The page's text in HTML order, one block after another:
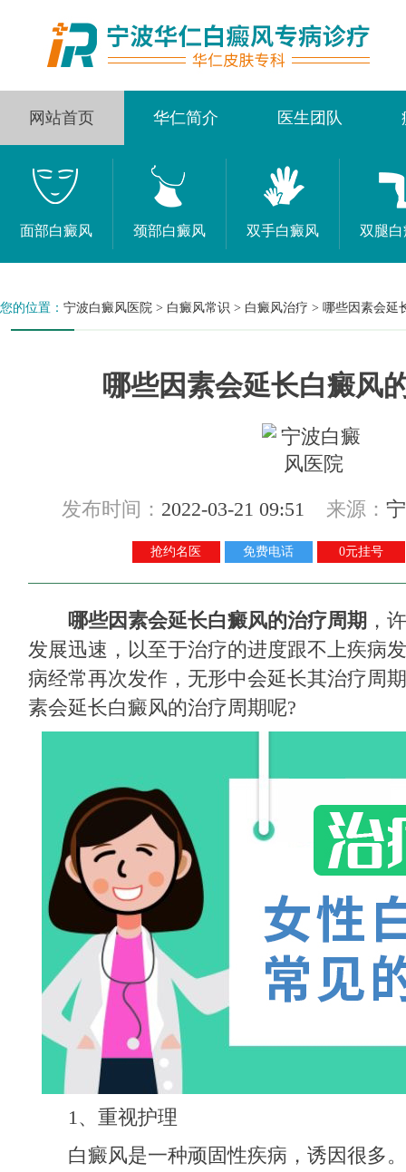
网站首页 华仁简介 医生团队
面部白癜风 颈部白癜风 双手白癜风 双腿
您的位置： 宁波白癜风医院 > 白癜风常识 > 白癜风治疗 > 哪些因素会延
哪些因素会延长白癜风
发布时间： 2022-03-21 09:51 来源：
抢约名医 免费电话 0元挂号
哪些因素会延长白癜风的治疗周期 ，
发展迅速，以至于治疗的进度跟不上疾病
病经常再次发作，无形中会延长其治疗周
素会延长白癜风的治疗周期呢?
1、重视护理
白癜风是一种顽固性疾病，诱因很多。